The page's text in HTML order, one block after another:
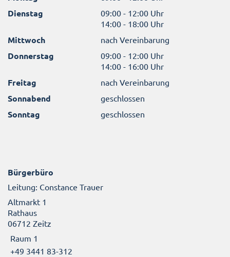
Dienstag
09:00 - 12:00 Uhr
14:00 - 18:00 Uhr
Mittwoch nach Vereinbarung
Donnerstag
09:00 - 12:00 Uhr
14:00 - 16:00 Uhr
Freitag nach Vereinbarung
Sonnabend geschlossen
Sonntag geschlossen
Bürgerbüro
Leitung: Constance Trauer
Altmarkt 1
Rathaus
06712 Zeitz
Raum 1
+49 3441 83-312